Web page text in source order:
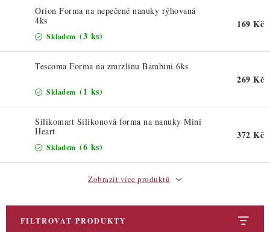
PROFI BALENÍ
NOVÉ ZBOŽÍ
Hodnocení obchodu
Podmínky ochrany osobních údajů
Orion Forma na nepečené nanuky rýhovaná
4ks
Skladem (3 ks)
169 Kč
Tescoma Forma na zmrzlinu Bambini 6ks
Skladem (1 ks)
269 Kč
Silikomart Silikonová forma na nanuky Mini
Heart
Skladem (6 ks)
372 Kč
Zobrazit více produktů
FILTROVAT PRODUKTY